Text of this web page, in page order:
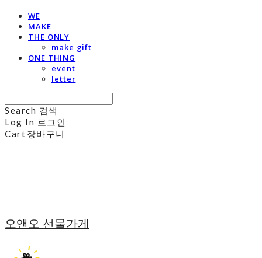
WE
MAKE
THE ONLY
make gift
ONE THING
event
letter
Search 검색
Log In 로그인
Cart 장바구니
오앤오 선물가게